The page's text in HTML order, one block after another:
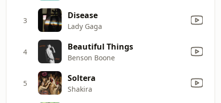
3 Disease
Lady Gaga
4 Beautiful Things
Benson Boone
5 Soltera
Shakira